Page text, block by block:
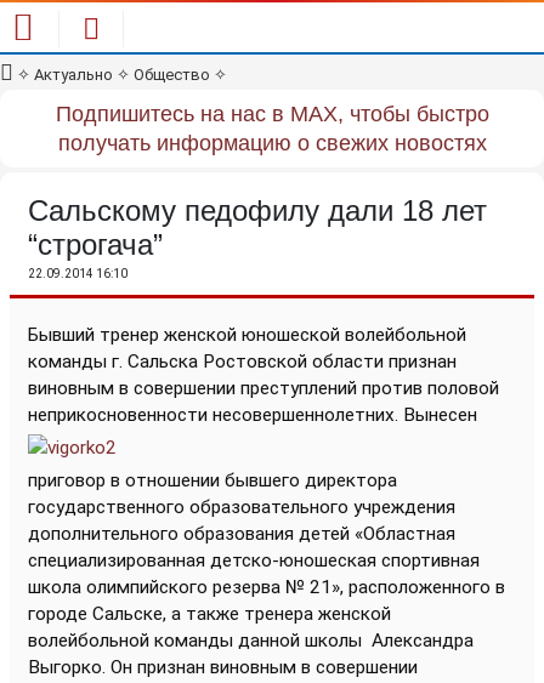
✧ Актуально ✧ Общество ✧
Подпишитесь на нас в MAX, чтобы быстро
получать информацию о свежих новостях
Сальскому педофилу дали 18 лет
“строгача”
22.09.2014 16:10
Бывший тренер женской юношеской волейбольной
команды г. Сальска Ростовской области признан
виновным в совершении преступлений против половой
неприкосновенности несовершеннолетних. Вынесен
приговор в отношении бывшего директора
государственного образовательного учреждения
дополнительного образования детей «Областная
специализированная детско-юношеская спортивная
школа олимпийского резерва № 21», расположенного в
городе Сальске, а также тренера женской
волейбольной команды данной школы Александра
Выгорко. Он признан виновным в совершении